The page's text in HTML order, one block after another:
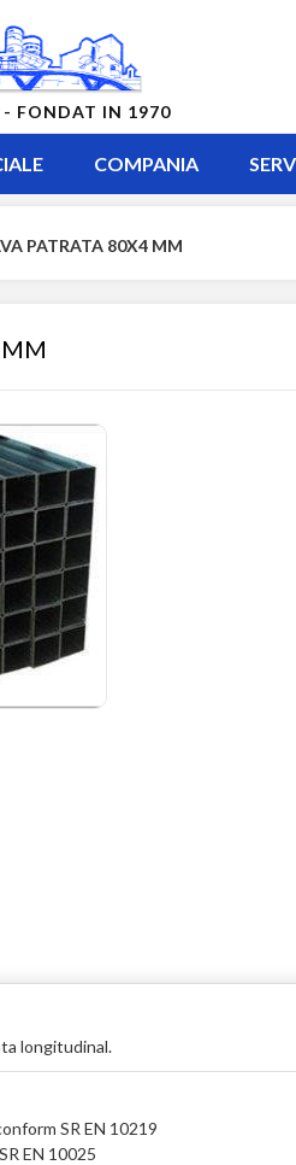
- FONDAT IN 1970
COMPANIA
PATRATA 80X4 MM
longitudinal.
SR EN 10219
EN 10025